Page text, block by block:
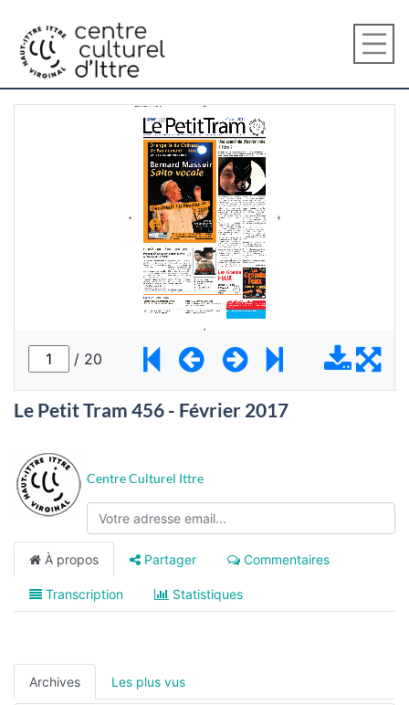
Le Petit Tram 456 - Février 2017
Centre Culturel Ittre
À propos Partager Commentaires
Transcription Statistiques
Archives Les plus vus